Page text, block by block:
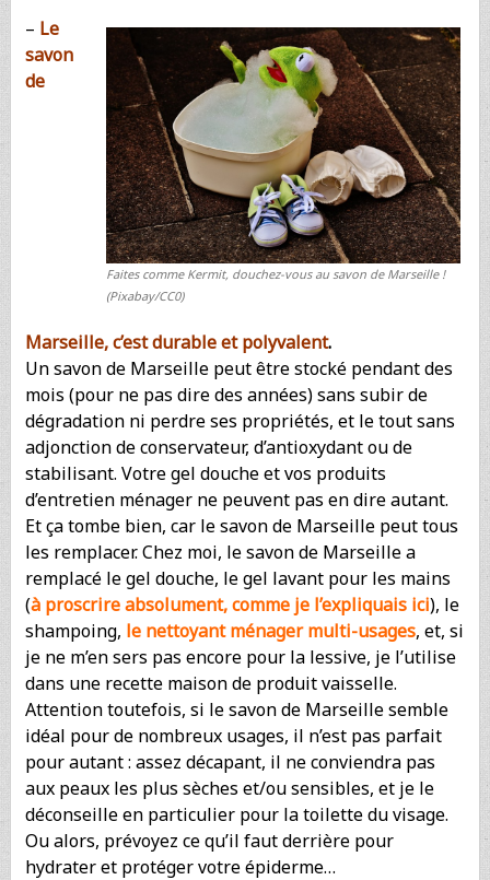
Faites comme Kermit, douchez-vous au savon de Marseille !
(Pixabay/CC0)
– Le
savon
de
Marseille, c’est durable et polyvalent.
Un savon de Marseille peut être stocké pendant des
mois (pour ne pas dire des années) sans subir de
dégradation ni perdre ses propriétés, et le tout sans
adjonction de conservateur, d’antioxydant ou de
stabilisant. Votre gel douche et vos produits
d’entretien ménager ne peuvent pas en dire autant.
Et ça tombe bien, car le savon de Marseille peut tous
les remplacer. Chez moi, le savon de Marseille a
remplacé le gel douche, le gel lavant pour les mains
(à proscrire absolument, comme je l’expliquais ici), le
shampoing, le nettoyant ménager multi-usages, et, si
je ne m’en sers pas encore pour la lessive, je l’utilise
dans une recette maison de produit vaisselle.
Attention toutefois, si le savon de Marseille semble
idéal pour de nombreux usages, il n’est pas parfait
pour autant : assez décapant, il ne conviendra pas
aux peaux les plus sèches et/ou sensibles, et je le
déconseille en particulier pour la toilette du visage.
Ou alors, prévoyez ce qu’il faut derrière pour
hydrater et protéger votre épiderme…